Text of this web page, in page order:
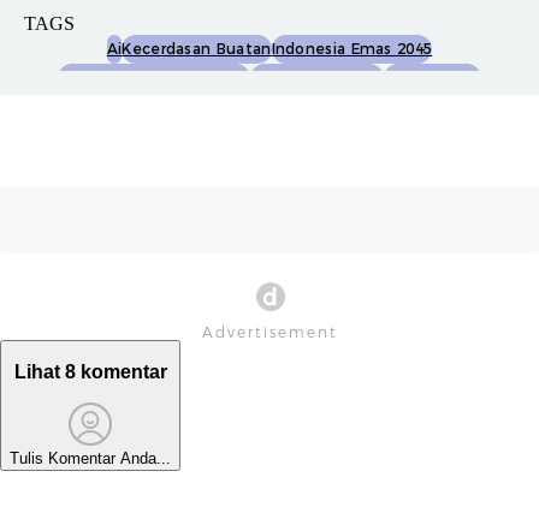
TAGS
AiKecerdasan BuatanIndonesia Emas 2045
Lihat 8 komentar
Tulis Komentar Anda...